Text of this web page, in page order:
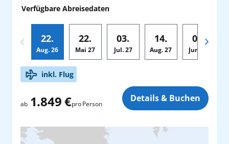
Verfügbare Abreisedaten
22.
Aug. 26
22.
Mai 27
03.
Jul.27
14.
Aug. 27
03.
Jun.
Zusatzinkl. Flug
ab 1.849 €pro Person Details & Buchen